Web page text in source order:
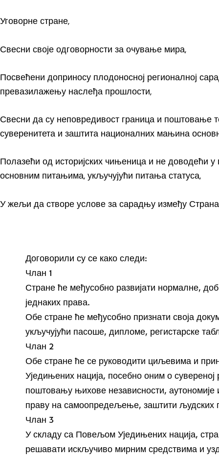
Уговорне стране,
Свесни своје одговорности за очување мира,
Посвећени доприносу плодоносној регионалној
превазилажењу наслеђа прошлости,
Свесни да су неповредивост граница и поштовање
суверенитета и заштита националних мањина
Полазећи од историјских чињеница и не доводећи
основним питањима, укључујући питања статуса,
У жељи да створе услове за сарадњу између
Договорили су се како следи:
Члан 1
Стране ће међусобно развијати нормалне,
једнаких права.
Обе стране ће међусобно признати своја
укључујући пасоше, дипломе, регистарске
Члан 2
Обе стране ће се руководити циљевима и
Уједињених нација, посебно оним о
поштовању њихове независности, аутономије
праву на самоопредељење, заштити људских
Члан 3
У складу са Повељом Уједињених нација,
решавати искључиво мирним средствима и